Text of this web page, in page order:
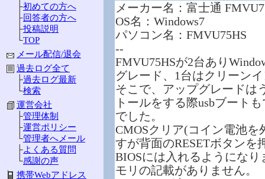
├初めての方へ
├回答者の方へ
├投稿説明
└TOP
メール配信/退会
過去ログ全て
├過去ログ最新
└検索
運営会社
├管理体制
├運営ポリシー
└管理者へメール
├よくある質問
└感謝の声
携帯Webアドレス
メーカー名：富士通
OS名：Windows7
パソコン名：FMVU75HS
--
FMVU75HSが2台あり
グレード、1台はクリーン
そこで、アップグレードは
トールをする際usbブート
でした。
CMOSクリア(コイン電池
すが背面のRESETボタンを
BIOSには入れるようにな
モリの記載がありません。